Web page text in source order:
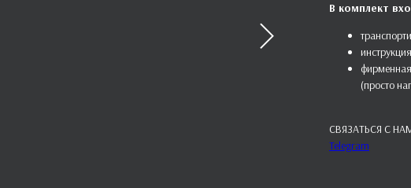
В комплект
(просто
СВЯЗАТЬСЯ С
Telegram